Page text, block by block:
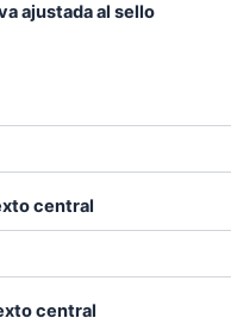
ajustada al sello
central
central